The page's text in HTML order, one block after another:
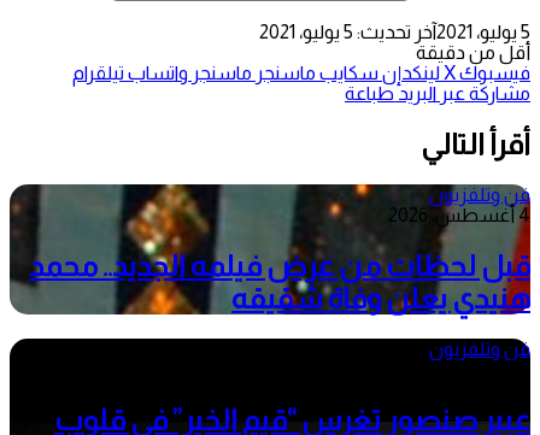
5 يوليو، 2021
آخر تحديث: 5 يوليو، 2021
أقل من دقيقة
فيسبوك‫Xلينكدإن سكايب ماسنجر ماسنجر واتساب تيلقرام
مشاركة عبر البريد طباعة
أقرأ التالي
فن وتلفزيون
4 أغسطس، 2026
قبل لحظات من عرض فيلمه الجديد.. محمد
هنيدي يعلن وفاة شقيقه
فن وتلفزيون
عبير صنصور تغرس “قيم الخير” في قلوب